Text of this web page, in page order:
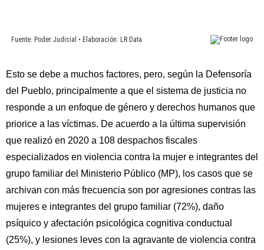
Esto se debe a muchos factores, pero, según la Defensoría
del Pueblo, principalmente a que el sistema de justicia no
responde a un enfoque de género y derechos humanos que
priorice a las víctimas. De acuerdo a la última supervisión
que realizó en 2020 a 108 despachos fiscales
especializados en violencia contra la mujer e integrantes del
grupo familiar del Ministerio Público (MP), los casos que se
archivan con más frecuencia son por agresiones contras las
mujeres e integrantes del grupo familiar (72%), daño
psíquico y afectación psicológica cognitiva conductual
(25%), y lesiones leves con la agravante de violencia contra